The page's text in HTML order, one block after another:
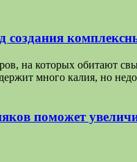
на которых обитают
много калия, но
поможет